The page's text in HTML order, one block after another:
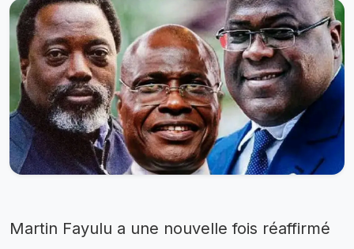
Martin Fayulu a une nouvelle fois réaffirmé